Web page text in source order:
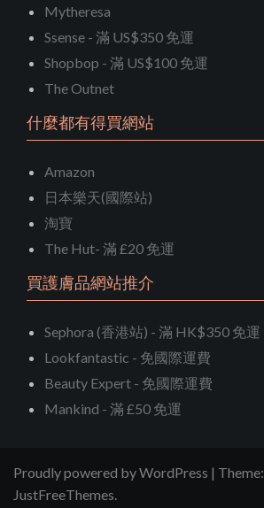
Mytheresa
Ssense - 滿 US$350 免運
Shopbop - 滿 US$100 免運
The Outnet
什麼都有得買網站
Amazon
日本樂天(國際站)
淘寶
The Hut- 滿 £20 免運
買護膚品網站推介
Sephora (香港站) - 滿 HK$350 免運
Lookfantastic - 免國際運費
Beauty Expert - 免國際運費
Mankind - 滿 £50 免運
Proudly powered by WordPress | Theme:
JustFreeThemes.